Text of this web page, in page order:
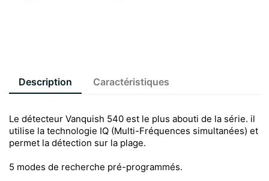
Description Caractéristiques
Le détecteur Vanquish 540 est le plus abouti de la série. il
utilise la technologie IQ (Multi-Fréquences simultanées) et
permet la détection sur la plage.
5 modes de recherche pré-programmés.